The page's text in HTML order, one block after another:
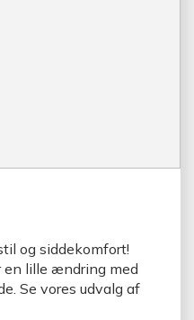
og siddekomfort!
en lille ændring med
Se vores udvalg af